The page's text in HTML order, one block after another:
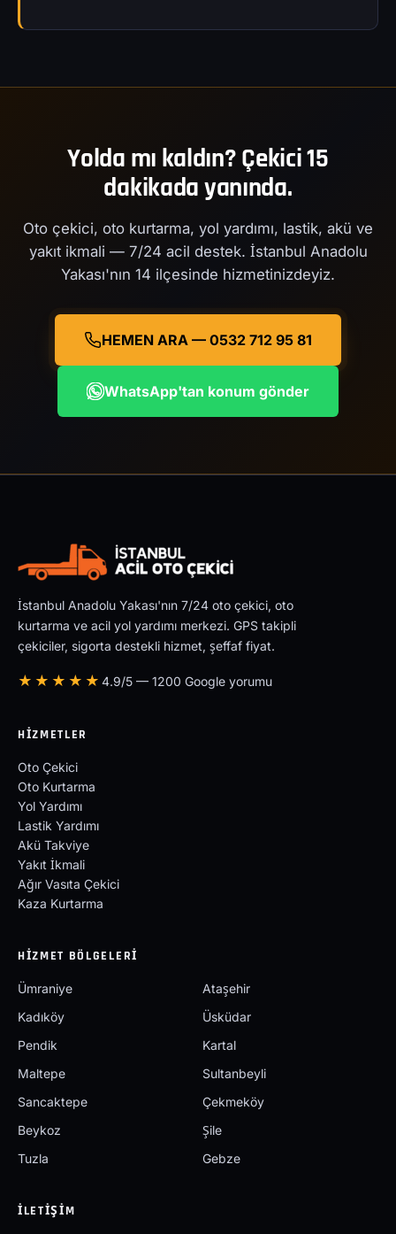
Yolda mı kaldın? Çekici 15
dakikada yanında.
Oto çekici, oto kurtarma, yol yardımı, lastik, akü ve
yakıt ikmali — 7/24 acil destek. İstanbul Anadolu
Yakası'nın 14 ilçesinde hizmetinizdeyiz.
HEMEN ARA — 0532 712 95 81
WhatsApp'tan konum gönder
İstanbul Anadolu Yakası'nın 7/24 oto çekici, oto
kurtarma ve acil yol yardımı merkezi. GPS takipli
çekiciler, sigorta destekli hizmet, şeffaf fiyat.
★★★★★ 4.9/5 — 1200 Google yorumu
HIZMETLER
Oto Çekici
Oto Kurtarma
Yol Yardımı
Lastik Yardımı
Akü Takviye
Yakıt İkmali
Ağır Vasıta Çekici
Kaza Kurtarma
HIZMET BÖLGELERI
Ümraniye
Ataşehir
Kadıköy
Üsküdar
Pendik
Kartal
Maltepe
Sultanbeyli
Sancaktepe
Çekmeköy
Beykoz
Şile
Tuzla
Gebze
İLETIŞIM